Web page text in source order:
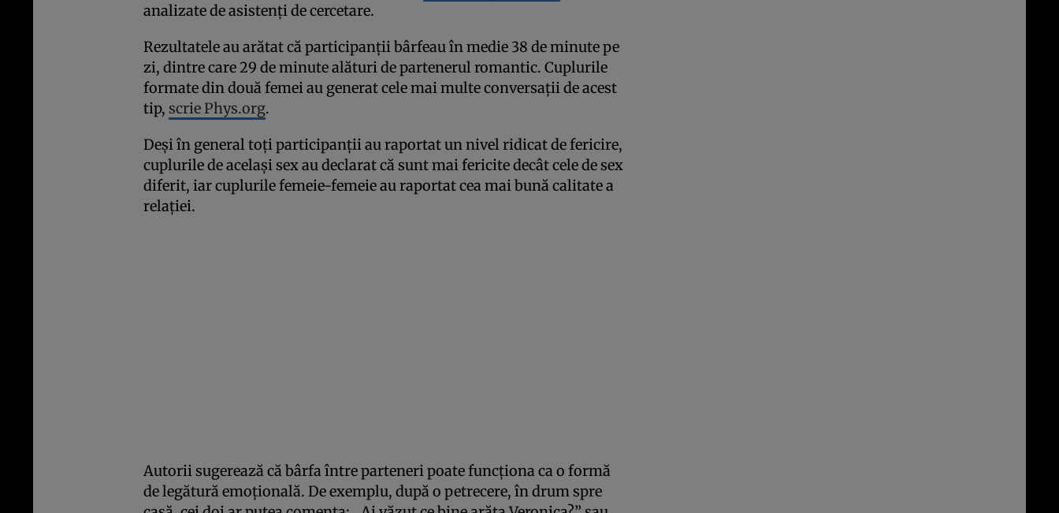
analizate de asistenți de cercetare.
Rezultatele au arătat că participanții bârfeau în medie 38 de minute pe
zi, dintre care 29 de minute alături de partenerul romantic. Cuplurile
formate din două femei au generat cele mai multe conversații de acest
tip, scrie Phys.org.
Deși în general toți participanții au raportat un nivel ridicat de fericire,
cuplurile de același sex au declarat că sunt mai fericite decât cele de sex
diferit, iar cuplurile femeie-femeie au raportat cea mai bună calitate a
relației.
Autorii sugerează că bârfa între parteneri poate funcționa ca o formă
de legătură emoțională. De exemplu, după o petrecere, în drum spre